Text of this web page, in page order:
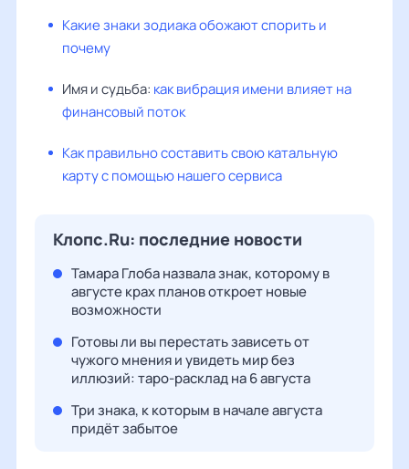
Какие знаки зодиака обожают спорить и
почему
Имя и судьба: как вибрация имени влияет на
финансовый поток
Как правильно составить свою катальную
карту с помощью нашего сервиса
Клопс.Ru: последние новости
Тамара Глоба назвала знак, которому в
августе крах планов откроет новые
возможности
Готовы ли вы перестать зависеть от
чужого мнения и увидеть мир без
иллюзий: таро-расклад на 6 августа
Три знака, к которым в начале августа
придёт забытое